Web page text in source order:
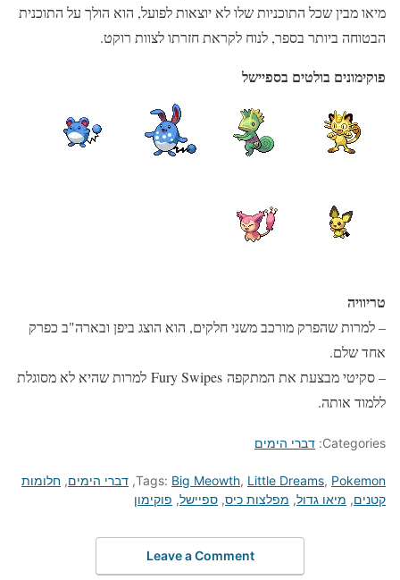
מיאו מבין שכל התוכניות שלו לא יוצאות לפועל, הוא הולך על התוכנית
הבטוחה ביותר בספר, לנוח לקראת חזרתו לצוות רוקט.
פוקימונים בולטים בספיישל
טריוויה
– למרות שהפרק מורכב משני חלקים, הוא הוצג ביפן ובארה"ב כפרק
אחד שלם.
– סקיטי מבצעת את המתקפה Fury Swipes למרות שהיא לא מסוגלת
ללמוד אותה.
Categories: דברי הימים
Tags: Big Meowth, Little Dreams, Pokemon
, דברי הימים, חלומות
קטנים, מיאו גדול, מפלצות כיס, ספיישל, פוקימון
Leave a Comment